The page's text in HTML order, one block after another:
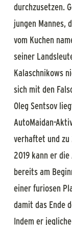
durchzusetzen.
jungen Mannes,
vom Kuchen
seiner
Kalaschnikows
sich mit den
Oleg Sentsov
AutoMaidan-
verhaftet und
2019 kann er
bereits am
einer furiosen
damit das Ende
Indem er